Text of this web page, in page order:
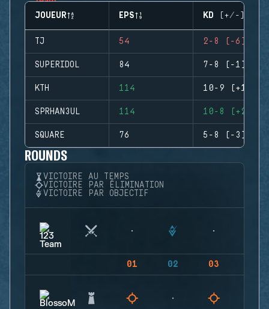
JOUEUR EPS KD (+/-)
TJ 54 2-8 (-6)
SUPERIDOL 84 7-8 (-1)
KTH 114 10-9 (+1)
SPRHAN3UL 114 10-8 (+2)
SQUARE 76 5-8 (-3)
ROUNDS
VICTOIRE AU TEMPS
VICTOIRE PAR ÉLIMINATION
VICTOIRE PAR OBJECTIF
01 02 03